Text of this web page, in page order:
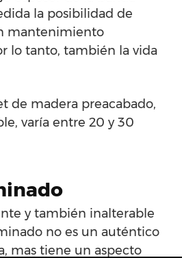
la posibilidad de
mantenimiento
lo tanto, también la vida
de madera preacabado,
varía entre 20 y 30
y también inalterable
no es un auténtico
mas tiene un aspecto